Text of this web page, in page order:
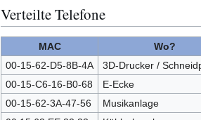
Verteilte Telefone
MAC Wo?
00-15-62-D5-8B-4A
3D-Drucker /
00-15-C6-16-B0-68
E-Ecke
00-15-62-3A-47-56
Musikanlage